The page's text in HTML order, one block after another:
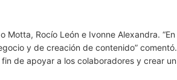
Rocío León e Ivonne Alexandra. “En
y de creación de contenido” comentó.
de apoyar a los colaboradores y crear un